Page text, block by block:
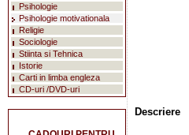
Descriere
Psihologie
Psihologie motivationala
Religie
Sociologie
Stiinta si Tehnica
Istorie
Carti in limba engleza
CD-uri /DVD-uri